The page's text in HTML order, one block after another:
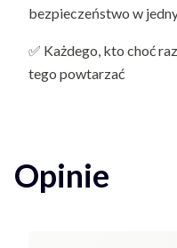
bezpieczeństwo w
✅ Każdego, kto choć
tego powtarzać
Opinie